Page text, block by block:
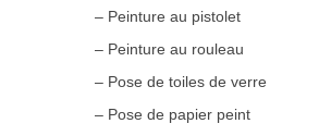
– Peinture au pistolet
– Peinture au rouleau
– Pose de toiles de verre
– Pose de papier peint